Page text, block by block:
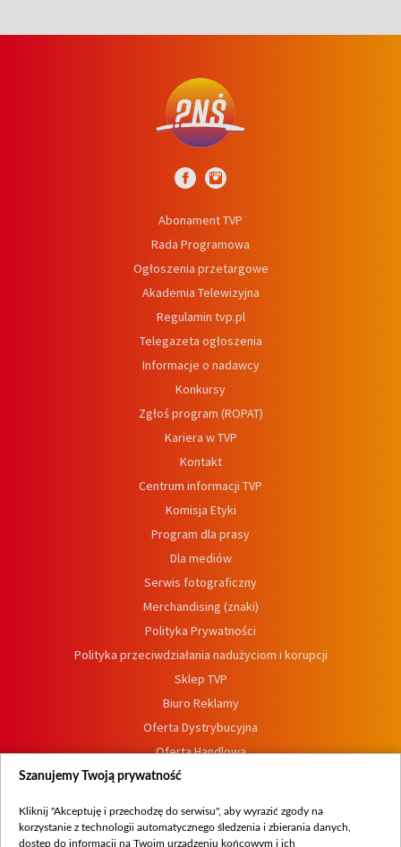
Abonament TVP
Rada Programowa
Ogłoszenia przetargowe
Akademia Telewizyjna
Regulamin tvp.pl
Telegazeta ogłoszenia
Informacje o nadawcy
Konkursy
Zgłoś program (ROPAT)
Kariera w TVP
Kontakt
Centrum informacji TVP
Komisja Etyki
Program dla prasy
Dla mediów
Serwis fotograficzny
Merchandising (znaki)
Polityka Prywatności
Polityka przeciwdziałania nadużyciom i korupcji
Sklep TVP
Biuro Reklamy
Oferta Dystrybucyjna
Oferta Handlowa
Dostępność
Procedura zgłoszeń wewnętrznych
Szanujemy Twoją prywatność
Kliknij "Akceptuję i przechodzę do serwisu", aby wyrazić zgody na
korzystanie z technologii automatycznego śledzenia i zbierania danych,
dostęp do informacji na Twoim urządzeniu końcowym i ich